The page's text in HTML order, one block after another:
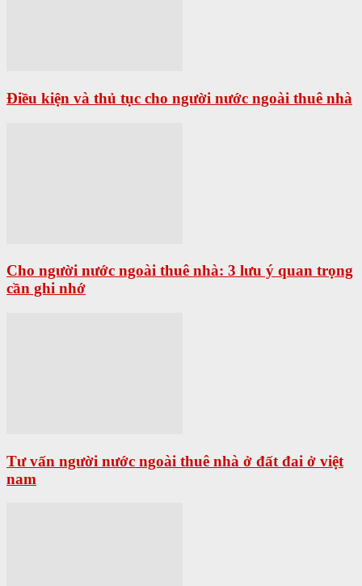
Điều kiện và thủ tục cho người nước ngoài thuê nhà
Cho người nước ngoài thuê nhà: 3 lưu ý quan trọng
cần ghi nhớ
Tư vấn người nước ngoài thuê nhà ở đất đai ở việt
nam